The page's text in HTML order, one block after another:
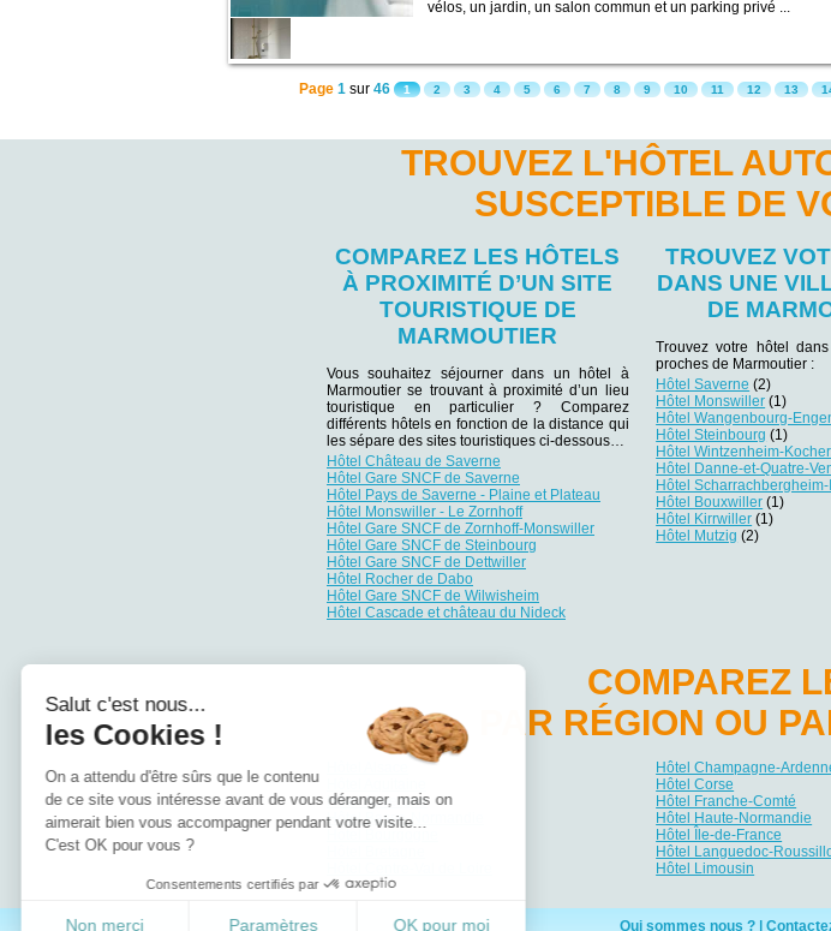
vélos, un jardin, un salon commun et un parking privé ...
Page 1 sur46 1 2 3 4 5 6 7 8 9 10 11 12 13
TROUVEZ L'HÔTEL
SUSCEPTIBLE DE
COMPAREZ LES HÔTELS
À PROXIMITÉ D’UN SITE
TOURISTIQUE DE
MARMOUTIER
Vous souhaitez séjourner dans un hôtel à
Marmoutier se trouvant à proximité d’un lieu
touristique en particulier ? Comparez
différents hôtels en fonction de la distance qui
les sépare des sites touristiques ci-dessous…
Hôtel Château de Saverne
Hôtel Gare SNCF de Saverne
Hôtel Pays de Saverne - Plaine et Plateau
Hôtel Monswiller - Le Zornhoff
Hôtel Gare SNCF de Zornhoff-Monswiller
Hôtel Gare SNCF de Steinbourg
Hôtel Gare SNCF de Dettwiller
Hôtel Rocher de Dabo
Hôtel Gare SNCF de Wilwisheim
Hôtel Cascade et château du Nideck
TROUVEZ
DANS UNE
DE
Trouvez votre hôtel
proches de Marmoutier :
Hôtel Saverne (2)
Hôtel Monswiller (1)
Hôtel Wangenbourg-
Hôtel Steinbourg (1)
Hôtel Wintzenheim-
Hôtel Danne-et-Quatre-
Hôtel Scharrachbergheim-
Hôtel Bouxwiller (1)
Hôtel Kirrwiller (1)
Hôtel Mutzig (2)
COMPAREZ
PAR RÉGION OU
Hôtel Auvergne
Hôtel Basse-Normandie
Hôtel Champagne-
Hôtel Corse
Hôtel Franche-Comté
Hôtel Haute-Normandie
Hôtel Île-de-France
Hôtel Languedoc-
Hôtel Limousin
Qui sommes nous ?|
Salut c'est nous...
les Cookies !
On a attendu d'être sûrs que le contenu
de ce site vous intéresse avant de vous déranger, mais on
aimerait bien vous accompagner pendant votre visite...
C'est OK pour vous ?
Consentements certifiés par
Non merci Paramètres OK pour moi